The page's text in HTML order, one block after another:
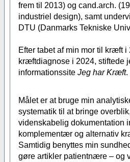
frem til 2013) og cand.arch.
industriel design), samt
DTU (Danmarks Tekniske
Efter tabet af min mor til kræft i
kræftdiagnose i 2024, stiftede
informationssiteJeg har Kræft.
Målet er at bruge min
systematik til at bringe
videnskabelig dokumentation
komplementær og alternativ
Samtidig benyttes min
gøre artikler patientnære – og